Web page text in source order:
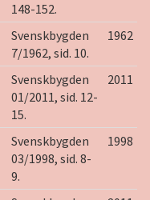
148-152.
Svenskbygden
7/1962, sid. 10.
1962
Svenskbygden
01/2011, sid. 12-
15.
2011
Svenskbygden
03/1998, sid. 8-
9.
1998